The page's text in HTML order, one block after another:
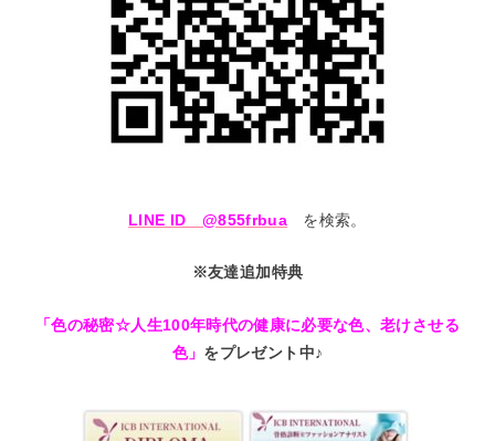
LINE ID @855frbua を検索。
※友達追加特典
「色の秘密☆人生100年時代の健康に必要な色、老けさせる
色」 をプレゼント中♪